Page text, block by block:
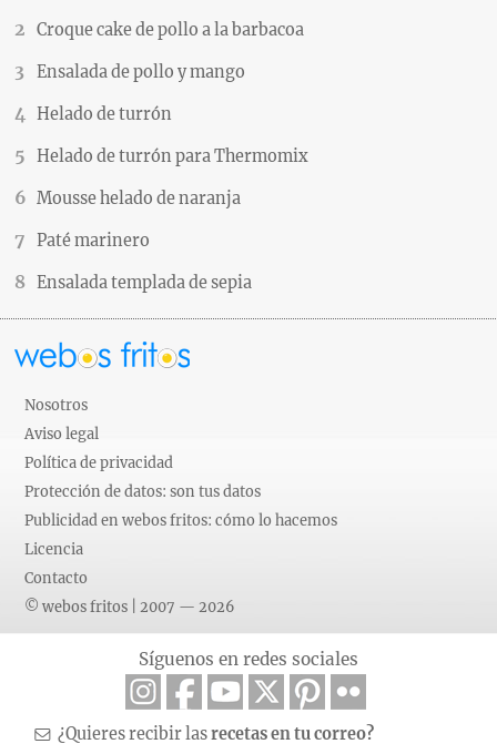
Croque cake de pollo a la barbacoa
Ensalada de pollo y mango
Helado de turrón
Helado de turrón para Thermomix
Mousse helado de naranja
Paté marinero
Ensalada templada de sepia
Nosotros
Aviso legal
Política de privacidad
Protección de datos: son tus datos
Publicidad en webos fritos: cómo lo hacemos
Licencia
Contacto
© webos fritos | 2007 — 2026
Síguenos en redes sociales
¿Quieres recibir lasrecetas en tu correo?